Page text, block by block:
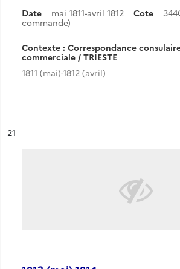
Date mai 1811-avril 1812 Cote
commande)
Contexte : Correspondance
commerciale / TRIESTE
1811 (mai)-1812 (avril)
n°
21